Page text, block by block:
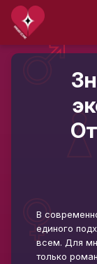
В
единого
всем. Для
только